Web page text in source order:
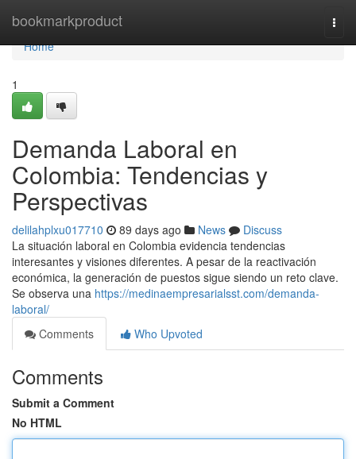
bookmarkproduct
Home
Home
1
Demanda Laboral en
Colombia: Tendencias y
Perspectivas
delilahplxu017710 89 days ago News
Discuss
La situación laboral en Colombia evidencia tendencias
interesantes y visiones diferentes. A pesar de la reactivación
económica, la generación de puestos sigue siendo un reto clave.
Se observa una https://medinaempresarialsst.com/demanda-
laboral/
Comments
Who Upvoted
Comments
Submit a Comment
No HTML